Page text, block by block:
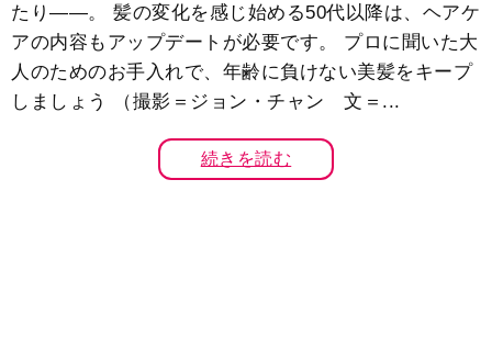
たり――。 髪の変化を感じ始める50代以降は、ヘアケ
アの内容もアップデートが必要です。 プロに聞いた大
人のためのお手入れで、年齢に負けない美髪をキープ
しましょう （撮影＝ジョン・チャン 文＝...
続きを読む